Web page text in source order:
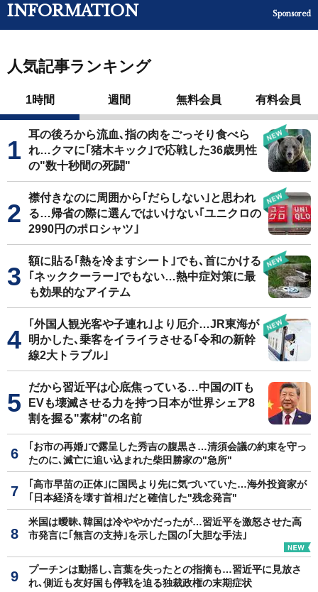
INFORMATION Sponsored
人気記事ランキング
1時間 週間 無料会員 有料会員
耳の後ろから流血､指の肉をごっそり食べら
れ…クマに｢猪木キック｣で応戦した36歳男性
の"数十秒間の死闘"
襟付きなのに周囲から｢だらしない｣と思われ
る…帰省の際に選んではいけない｢ユニクロの
2990円のポロシャツ｣
額に貼る｢熱を冷ますシート｣でも､首にかける
｢ネッククーラー｣でもない…熱中症対策に最
も効果的なアイテム
｢外国人観光客や子連れ｣より厄介…JR東海が
明かした､乗客をイライラさせる｢令和の新幹
線2大トラブル｣
だから習近平は心底焦っている…中国のITも
EVも壊滅させる力を持つ日本が世界シェア8
割を握る"素材"の名前
｢お市の再婚｣で露呈した秀吉の腹黒さ…清須会議の約束を守っ
たのに､滅亡に追い込まれた柴田勝家の"急所"
｢高市早苗の正体｣に国民より先に気づいていた…海外投資家が
｢日本経済を壊す首相｣だと確信した"残念発言"
米国は曖昧､韓国は冷ややかだったが…習近平を激怒させた高
市発言に｢無言の支持｣を示した国の｢大胆な手法｣
プーチンは動揺し､言葉を失ったとの指摘も…習近平に見放さ
れ､側近も友好国も停戦を迫る独裁政権の末期症状